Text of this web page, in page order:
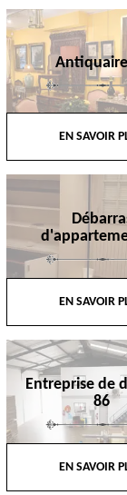
EN SAVOIR
EN SAVOIR
Entreprise de
86
EN SAVOIR